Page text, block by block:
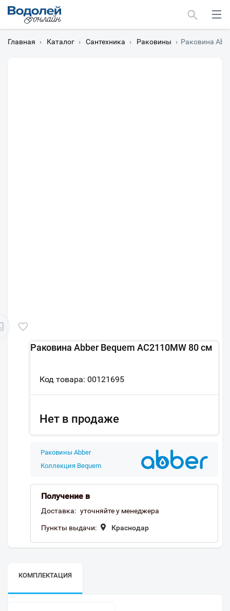
Главная › Каталог › Сантехника › Раковины › Раковина
Раковина Abber Bequem AC2110MW 80 см
Код товара: 00121695
Нет в продаже
Раковины Abber
Коллекция Bequem
Получение в
Доставка: уточняйте у менеджера
Пункты выдачи: Краснодар
КОМПЛЕКТАЦИЯ